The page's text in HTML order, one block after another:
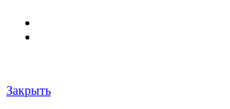
Закрыть